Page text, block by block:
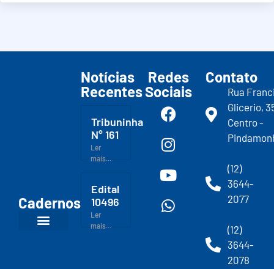
Cadernos
Notícias
Recentes
Tribuninha
N° 161
Ler
mais...
Edital
10496
Ler
mais...
Redes
Sociais
Contato
Rua
Glicerio,
Centro -
(12)
3644-
2077
(12)
3644-
2078